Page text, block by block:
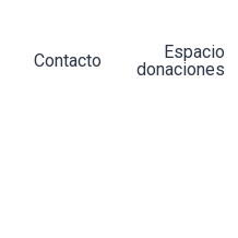
Contacto
Espacio
donaciones